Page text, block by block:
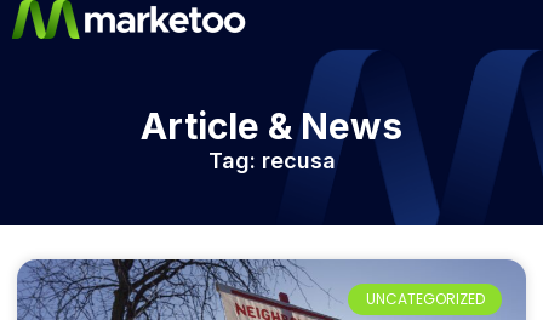
Article & News
Tag: recusa
UNCATEGORIZED